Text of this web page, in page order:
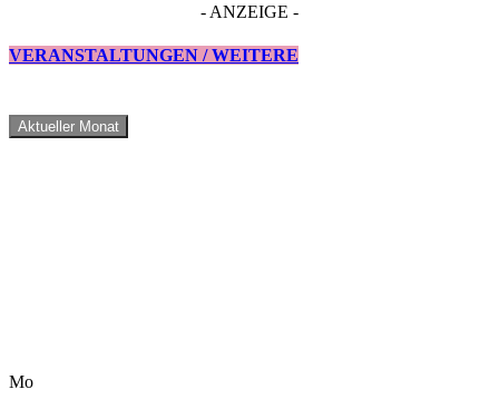
- ANZEIGE -
VERANSTALTUNGEN / WEITERE
Aktueller Monat
Mo